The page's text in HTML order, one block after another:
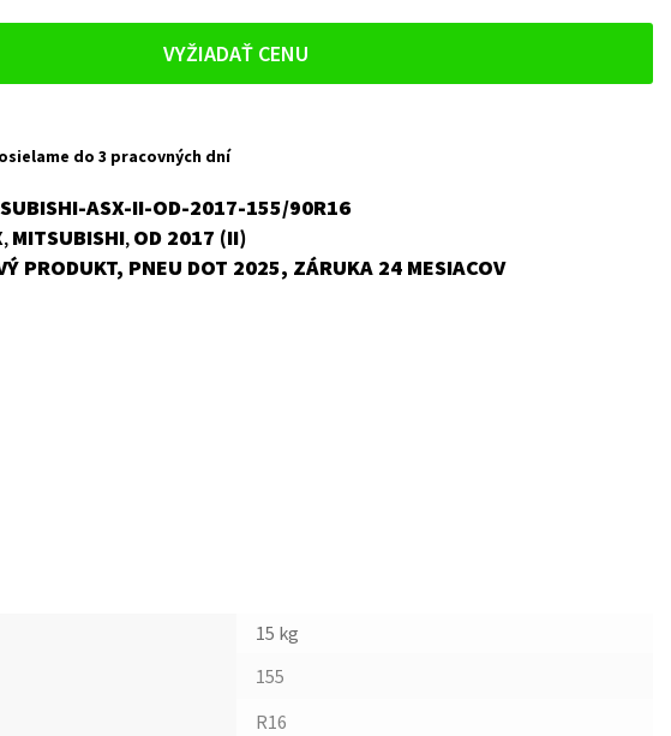
VYŽIADAŤ CENU
do 3 pracovných dní
ASX-II-OD-2017-155/90R16
, MITSUBISHI, OD 2017 (II)
PRODUKT, PNEU DOT 2025, ZÁRUKA 24 MESIACOV
15 kg
155
R16